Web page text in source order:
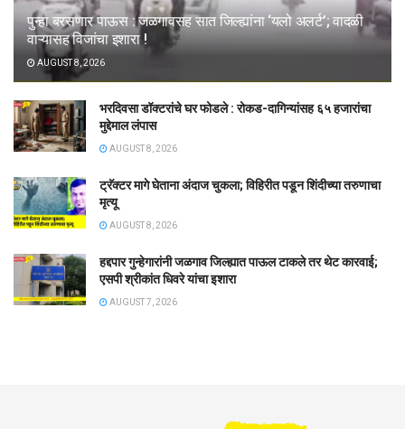
पुन्हा बरसणार पाऊस : जळगावसह सात जिल्ह्यांना ‘यलो अलर्ट’; वादळी
वाऱ्यासह विजांचा इशारा !
AUGUST 8, 2026
भरदिवसा डॉक्टरांचे घर फोडले : रोकड-दागिन्यांसह ६५ हजारांचा
मुद्देमाल लंपास
AUGUST 8, 2026
ट्रॅक्टर मागे घेताना अंदाज चुकला; विहिरीत पडून शिंदीच्या तरुणाचा
मृत्यू
AUGUST 8, 2026
हद्दपार गुन्हेगारांनी जळगाव जिल्ह्यात पाऊल टाकले तर थेट कारवाई;
एसपी श्रीकांत धिवरे यांचा इशारा
AUGUST 7, 2026